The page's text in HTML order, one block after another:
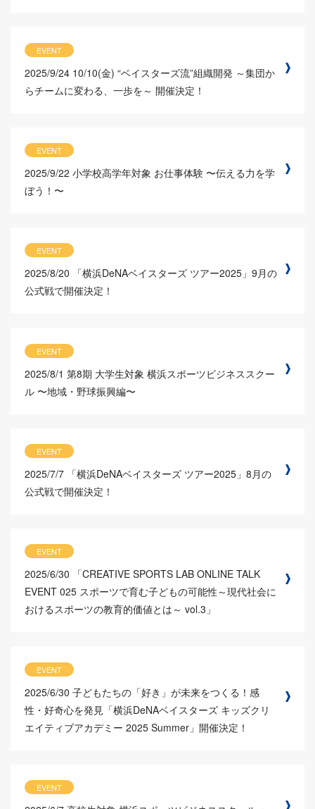
EVENT
2025/9/24 10/10(金) “ベイスターズ流”組織開発 ～集団か
らチームに変わる、一歩を～ 開催決定！
EVENT
2025/9/22 小学校高学年対象 お仕事体験 〜伝える力を学
ぼう！〜
EVENT
2025/8/20
「横浜DeNAベイスターズ ツアー2025」9月の
公式戦で開催決定！
EVENT
2025/8/1 第8期 大学生対象 横浜スポーツビジネススクー
ル 〜地域・野球振興編〜
EVENT
2025/7/7 「横浜DeNAベイスターズ ツアー2025」8月の
公式戦で開催決定！
EVENT
2025/6/30
「CREATIVE SPORTS LAB ONLINE TALK
EVENT 025 スポーツで育む子どもの可能性～現代社会に
おけるスポーツの教育的価値とは～ vol.3」
EVENT
2025/6/30 子どもたちの「好き」が未来をつくる！感
性・好奇心を発見「横浜DeNAベイスターズ キッズクリ
エイティブアカデミー 2025 Summer」開催決定！
EVENT